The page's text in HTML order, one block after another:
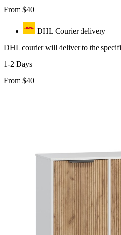
From $40
DHL Courier delivery
DHL courier will deliver to the
1-2 Days
From $40